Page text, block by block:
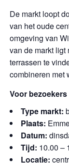
De markt loopt
van het oude
omgeving van
van de markt ligt
terrassen te
combineren met
Voor bezoekers
Type markt:
Plaats:
Datum:
Tijd: 10.00 –
Locatie: